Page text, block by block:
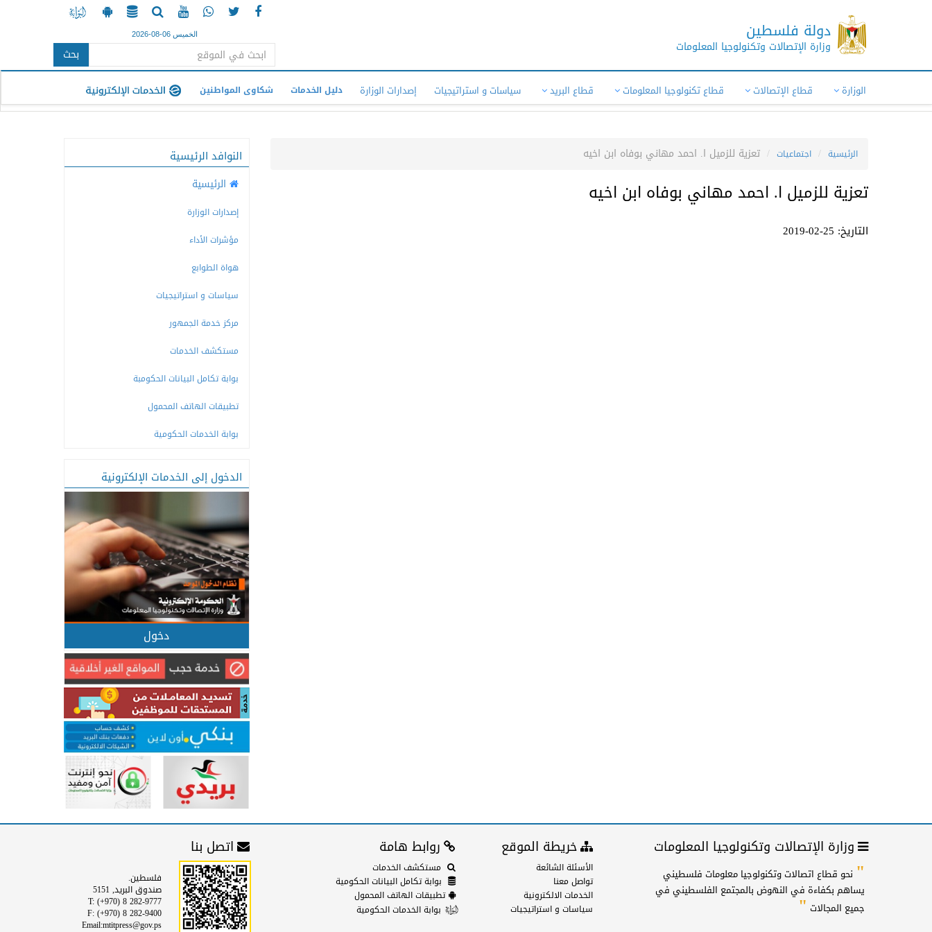
دولة فلسطين
وزارة الإتصالات وتكنولوجيا المعلومات
الخميس 06-08-2026
بحث
الوزارة قطاع الإتصالات قطاع تكنولوجيا المعلومات قطاع البريد سياسات و استراتيجيات إصدارات الوزارة دليل الخدمات شكاوى المواطنين
الرئيسية اجتماعيات تعزية للزميل ا. احمد مهاني بوفاه ابن اخيه
تعزية للزميل ا. احمد مهاني بوفاه ابن اخيه
التاريخ: 25-02-2019
النوافد الرئيسية
الرئيسية
إصدارات الوزارة
مؤشرات الأداء
هواة الطوابع
سياسات و استراتيجيات
مركز خدمة الجمهور
مستكشف الخدمات
بوابة تكامل البيانات الحكومبة
تطبيقات الهاتف المحمول
بوابة الخدمات الحكومية
الدخول إلى الخدمات الإلكترونية
دخول
وزارة الإتصالات وتكنولوجيا المعلومات
" نحو قطاع اتصالات وتكنولوجيا معلومات فلسطيني
يساهم بكفاءة في النهوض بالمجتمع الفلسطيني في
جميع المجالات "
خريطة الموقع
الأسئلة الشائعة
تواصل معنا
الخدمات الالكترونية
سياسات و استراتيجيات
روابط هامة
مستكشف الخدمات
بوابة تكامل البيانات الحكومية
تطبيقات الهاتف المحمول
بوابة الخدمات الحكومية
اتصل بنا
فلسطين.
صندوق البريد, 5151
T: (+970) 8 282-9777
F: (+970) 8 282-9400
Email:mtitpress@gov.ps